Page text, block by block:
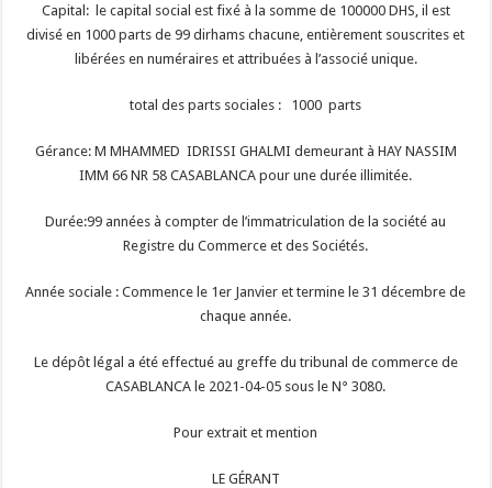
Capital: le capital social est fixé à la somme de 100000 DHS, il est
divisé en 1000 parts de 99 dirhams chacune, entièrement souscrites et
libérées en numéraires et attribuées à l’associé unique.
total des parts sociales : 1000 parts
Gérance: M MHAMMED IDRISSI GHALMI demeurant à HAY NASSIM
IMM 66 NR 58 CASABLANCA pour une durée illimitée.
Durée:99 années à compter de l’immatriculation de la société au
Registre du Commerce et des Sociétés.
Année sociale : Commence le 1er Janvier et termine le 31 décembre de
chaque année.
Le dépôt légal a été effectué au greffe du tribunal de commerce de
CASABLANCA le 2021-04-05 sous le N° 3080.
Pour extrait et mention
LE GÉRANT